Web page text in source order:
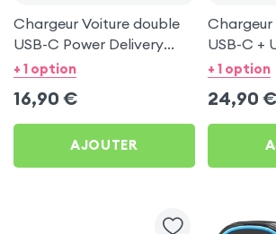
Chargeur Voiture double
USB-C Power Delivery
20W - Swissten pour TCL
+ 1 option
16,90 €
AJOUTER
Chargeur
USB-C +
Swissten
+ 1 option
24,90 €